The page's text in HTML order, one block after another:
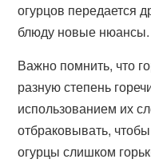
огурцов передается
блюду новые нюансы.
Важно помнить, что
разную степень
использованием их
отбраковывать,
огурцы слишком